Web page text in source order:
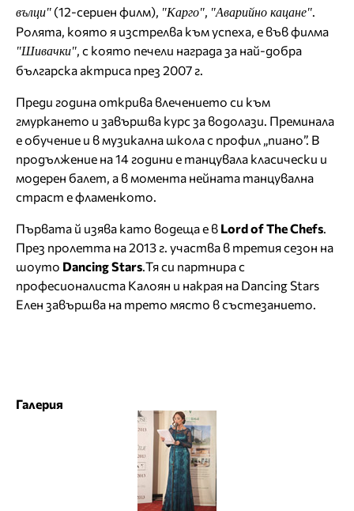
вълци" (12-сериен филм), "Карго", "Аварийно кацане".
Ролята, която я изстрелва към успеха, е във филма
"Шивачки", с която печели награда за най-добра
българска актриса през 2007 г.
Преди година открива влечението си към
гмуркането и завършва курс за водолази. Преминала
е обучение и в музикална школа с профил „пиано”. В
продължение на 14 години е танцувала класически и
модерен балет, а в момента нейната танцувална
страст е фламенкото.
Първата й изява като водеща е в Lord of The Chefs.
През пролетта на 2013 г. участва в третия сезон на
шоуто Dancing Stars.Тя си партнира с
професионалиста Калоян и накрая на Dancing Stars
Елен завършва на трето място в състезанието.
Галерия